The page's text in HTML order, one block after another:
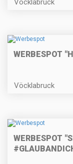
Vöcklabruck
WERBESPOT
Vöcklabruck
WERBESPOT